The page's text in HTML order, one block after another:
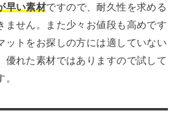
早い素材ですので、耐久性を求める
ません。また少々お値段も高めです
ットをお探しの方には適していない
優れた素材ではありますので試して